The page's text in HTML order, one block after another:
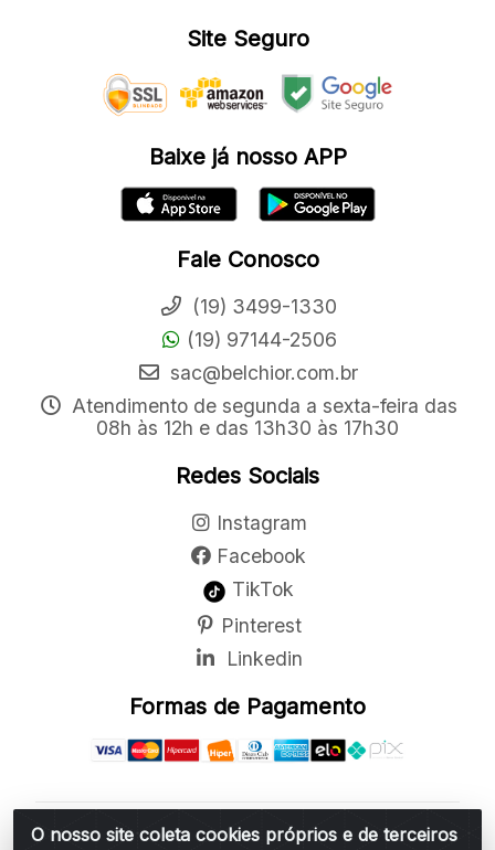
O nosso site coleta cookies próprios e de terceiros
Site Seguro
Baixe já nosso APP
Fale Conosco
(19) 3499-1330
(19) 97144-2506
sac@belchior.com.br
Atendimento de segunda a sexta-feira das
08h às 12h e das 13h30 às 17h30
Redes Sociais
Instagram
Facebook
TikTok
Pinterest
Linkedin
Formas de Pagamento
Belchior Cortinas e Acessórios LTDA - R: Rua